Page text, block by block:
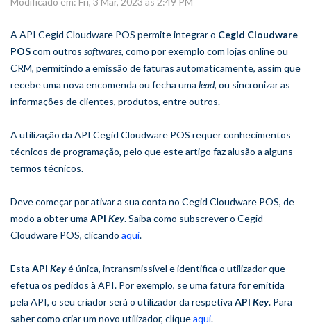
A API Cegid Cloudware POS permite integrar o Cegid Cloudware
POScom outros softwares, como por exemplo com lojas online ou
CRM, permitindo a emissão de faturas automaticamente, assim que
recebe uma nova encomenda ou fecha uma lead, ou sincronizar as
informações de clientes, produtos, entre outros.
A utilização da API Cegid Cloudware POS requer conhecimentos
técnicos de programação, pelo que este artigo faz alusão a alguns
termos técnicos.
Deve começar por ativar a sua conta no Cegid Cloudware POS, de
modo a obter uma API Key. Saiba como subscrever o Cegid
Cloudware POS, clicando aqui.
Esta API Keyé única, intransmissível e identifica o utilizador que
efetua os pedidos à API. Por exemplo, se uma fatura for emitida
pela API, o seu criador será o utilizador da respetiva API Key. Para
saber como criar um novo utilizador, cliqueaqui.